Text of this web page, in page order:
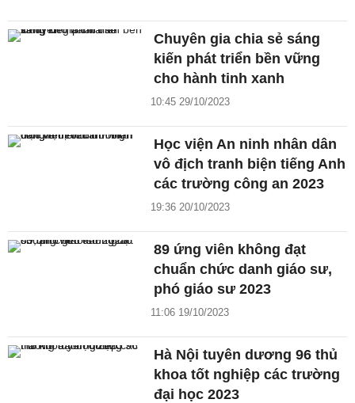
Chuyên gia chia sẻ sáng
kiến phát triển bền vững
cho hành tinh xanh
10:45 29/10/2023
Học viện An ninh nhân dân
vô địch tranh biện tiếng Anh
các trường công an 2023
19:36 20/10/2023
89 ứng viên không đạt
chuẩn chức danh giáo sư,
phó giáo sư 2023
11:06 19/10/2023
Hà Nội tuyên dương 96 thủ
khoa tốt nghiệp các trường
đại học 2023